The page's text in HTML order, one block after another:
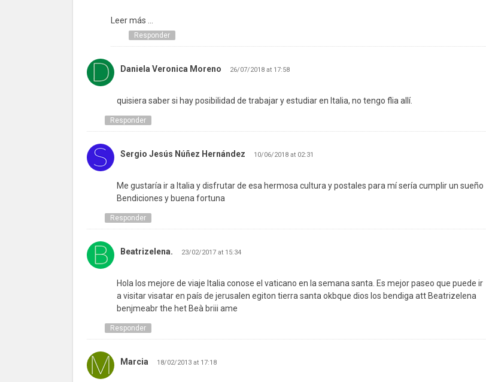
Leer más ...
Responder
Daniela Veronica Moreno 26/07/2018 at 17:58
quisiera saber si hay posibilidad de trabajar y estudiar en Italia, no tengo flia allí.
Responder
Sergio Jesús Núñez Hernández 10/06/2018 at 02:31
Me gustaría ir a Italia y disfrutar de esa hermosa cultura y postales para mí sería cumplir un sueño
Bendiciones y buena fortuna
Responder
Beatrizelena. 23/02/2017 at 15:34
Hola los mejore de viaje Italia conose el vaticano en la semana santa. Es mejor paseo que puede ir
a visitar visatar en país de jerusalen egiton tierra santa okbque dios los bendiga att Beatrizelena
benjmeabr the het Beà briii ame
Responder
Marcia 18/02/2013 at 17:18